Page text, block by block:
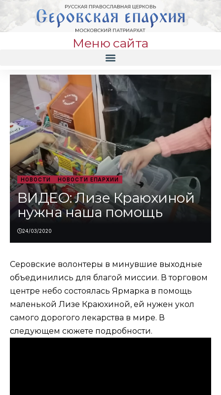
Меню сайта
НОВОСТИ НОВОСТИ ЕПАРХИИ
ВИДЕО: Лизе Краюхиной
нужна наша помощь
24/03/2020
Серовские волонтеры в минувшие выходные
объединились для благой миссии. В торговом
центре небо состоялась Ярмарка в помощь
маленькой Лизе Краюхиной, ей нужен укол
самого дорогого лекарства в мире. В
следующем сюжете подробности.